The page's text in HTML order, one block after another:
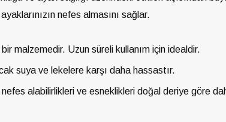
nefes almasını sağlar.
malzemedir. Uzun süreli kullanım için idealdir.
suya ve lekelere karşı daha hassastır.
alabilirlikleri ve esneklikleri doğal deriye göre